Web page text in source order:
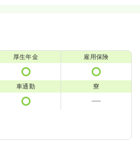
厚生年金 雇用保険
車通勤 寮